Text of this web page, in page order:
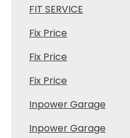
FIT SERVICE
Fix Price
Fix Price
Fix Price
Inpower Garage
Inpower Garage